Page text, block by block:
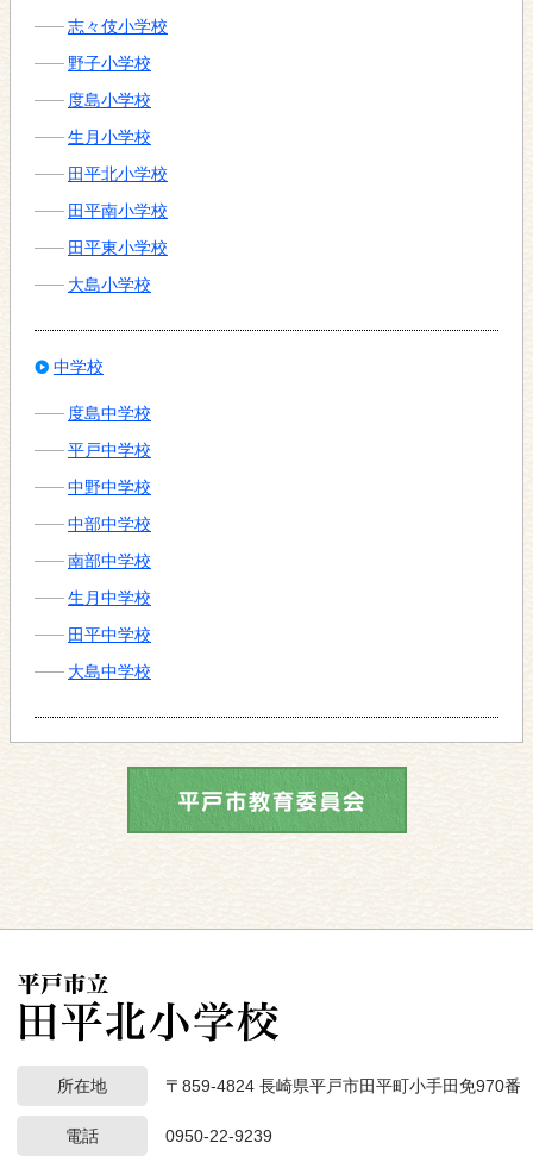
志々伎小学校
野子小学校
度島小学校
生月小学校
田平北小学校
田平南小学校
田平東小学校
大島小学校
中学校
度島中学校
平戸中学校
中野中学校
中部中学校
南部中学校
生月中学校
田平中学校
大島中学校
所在地 〒859-4824 長崎県平戸市田平町小手田免970番
電話 0950-22-9239